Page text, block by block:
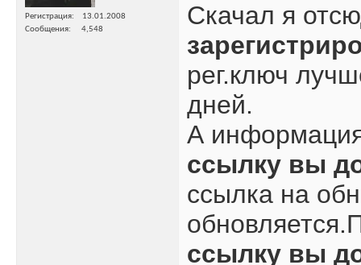
Регистрация
13.01.2008
Сообщения
4,548
Скачал я
рег.ключ
дней.
А
ссылку вы
ссылка на
ссылку вы